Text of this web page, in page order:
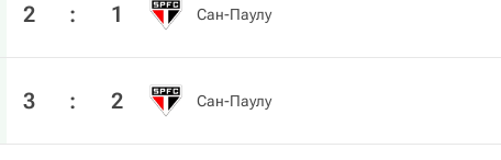
2 : 1 Сан-Паулу
3 : 2 Сан-Паулу